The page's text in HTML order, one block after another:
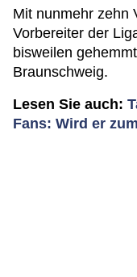
Mit nunmehr zehn
Vorbereiter der
bisweilen
Braunschweig.
Lesen Sie auch:
Fans: Wird er